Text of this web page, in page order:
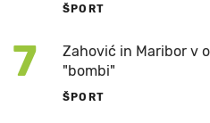
ŠPORT
7
Zahović in Maribor v
"bombi"
ŠPORT